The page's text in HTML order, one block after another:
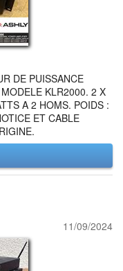
DE PUISSANCE
KLR2000. 2 X
A 2 HOMS. POIDS :
ET CABLE
11/09/2024